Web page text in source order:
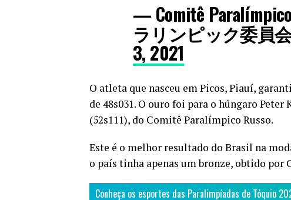
— Comitê
ラリンピック委員
3, 2021
O atleta que nasceu em Picos, Piauí,
de 48s031. O ouro foi para o húngaro
(52s111), do Comitê Paralímpico Russo.
Este é o melhor resultado do Brasil na
o país tinha apenas um bronze, obtido por